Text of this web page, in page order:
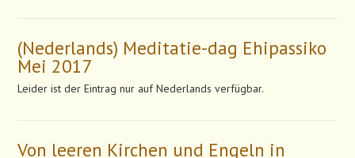
(Nederlands) Meditatie-dag Ehipassiko
Mei 2017
Leider ist der Eintrag nur auf Nederlands verfügbar.
Von leeren Kirchen und Engeln in